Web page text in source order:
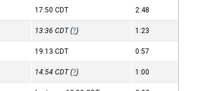
17:50CDT 2:48
13:36CDT(?) 1:23
19:13CDT 0:57
14:54CDT(?) 1:00